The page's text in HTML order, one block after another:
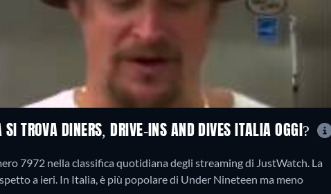
SI TROVA DINERS, DRIVE-INS AND DIVES ITALIA OGGI?
7972 nella classifica quotidiana degli streaming di JustWatch. La
a ieri. In Italia, è più popolare di Under Nineteen ma meno